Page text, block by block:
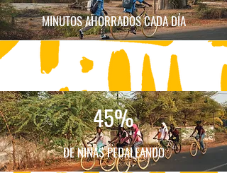
MINUTOS AHORRADOS CADA DÍA
45%
DE NIÑAS PEDALEANDO